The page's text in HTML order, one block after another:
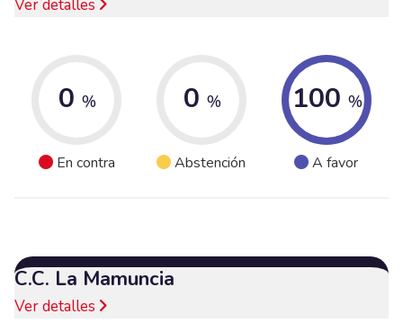
Ver detalles
0 %
En contra
0 %
Abstención
100 %
A favor
C.C. La Mamuncia
Ver detalles